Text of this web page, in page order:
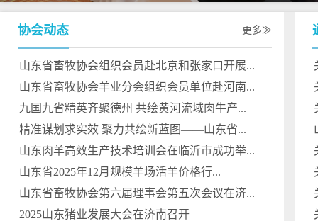
协会动态 更多
山东省畜牧协会组织会员赴北京和张家口开展...
山东省畜牧协会羊业分会组织会员单位赴河南...
九国九省精英齐聚德州 共绘黄河流域肉牛产...
精准谋划求实效 聚力共绘新蓝图——山东省...
山东肉羊高效生产技术培训会在临沂市成功举...
山东省2025年12月规模羊场活羊价格行...
山东省畜牧协会第六届理事会第五次会议在济...
2025山东猪业发展大会在济南召开